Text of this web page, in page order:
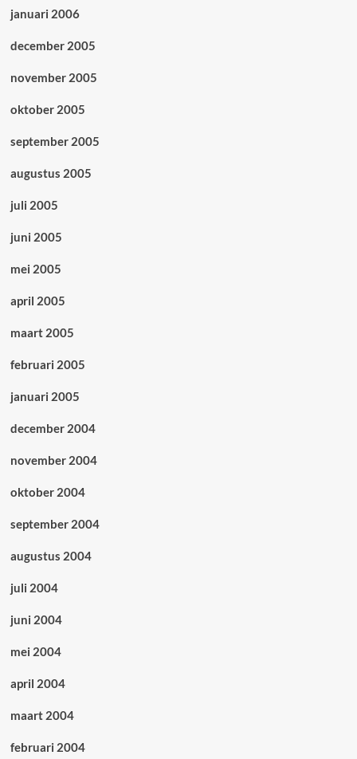
januari 2006
december 2005
november 2005
oktober 2005
september 2005
augustus 2005
juli 2005
juni 2005
mei 2005
april 2005
maart 2005
februari 2005
januari 2005
december 2004
november 2004
oktober 2004
september 2004
augustus 2004
juli 2004
juni 2004
mei 2004
april 2004
maart 2004
februari 2004